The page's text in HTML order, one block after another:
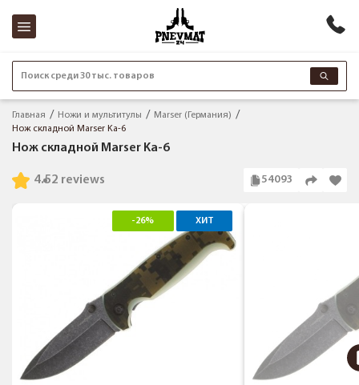
Поиск среди 30 тыс. товаров
Главная Ножи и мультитулы
Marser (Германия)
Нож складной Marser Ka-6
Нож складной Marser Ka-6
2 reviews
4.5 54093
-26% ХИТ